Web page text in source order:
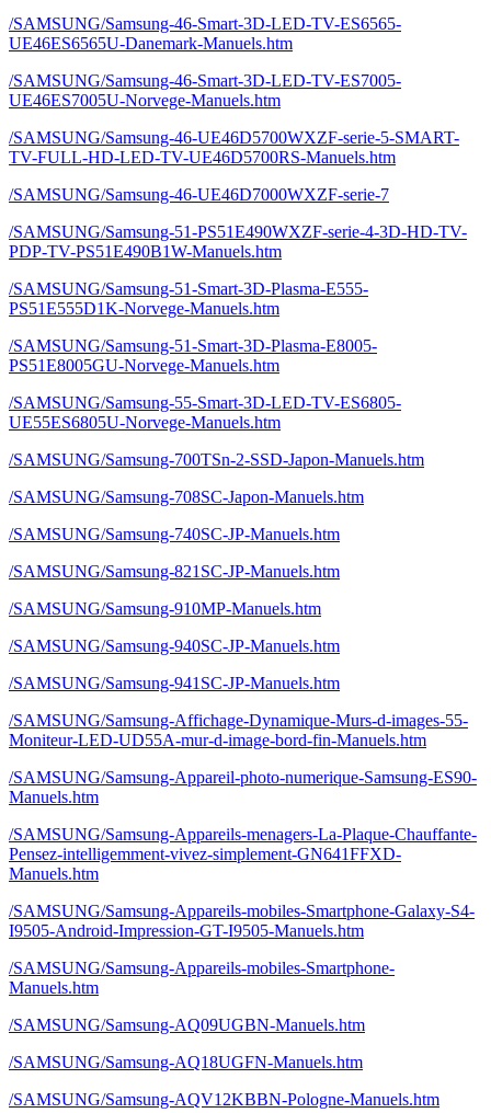
/SAMSUNG/Samsung-46-Smart-3D-LED-TV-ES6565-
UE46ES6565U-Danemark-Manuels.htm
/SAMSUNG/Samsung-46-Smart-3D-LED-TV-ES7005-
UE46ES7005U-Norvege-Manuels.htm
/SAMSUNG/Samsung-46-UE46D5700WXZF-serie-5-SMART-
TV-FULL-HD-LED-TV-UE46D5700RS-Manuels.htm
/SAMSUNG/Samsung-46-UE46D7000WXZF-serie-7
/SAMSUNG/Samsung-51-PS51E490WXZF-serie-4-3D-HD-TV-
PDP-TV-PS51E490B1W-Manuels.htm
/SAMSUNG/Samsung-51-Smart-3D-Plasma-E555-
PS51E555D1K-Norvege-Manuels.htm
/SAMSUNG/Samsung-51-Smart-3D-Plasma-E8005-
PS51E8005GU-Norvege-Manuels.htm
/SAMSUNG/Samsung-55-Smart-3D-LED-TV-ES6805-
UE55ES6805U-Norvege-Manuels.htm
/SAMSUNG/Samsung-700TSn-2-SSD-Japon-Manuels.htm
/SAMSUNG/Samsung-708SC-Japon-Manuels.htm
/SAMSUNG/Samsung-740SC-JP-Manuels.htm
/SAMSUNG/Samsung-821SC-JP-Manuels.htm
/SAMSUNG/Samsung-910MP-Manuels.htm
/SAMSUNG/Samsung-940SC-JP-Manuels.htm
/SAMSUNG/Samsung-941SC-JP-Manuels.htm
/SAMSUNG/Samsung-Affichage-Dynamique-Murs-d-images-55-
Moniteur-LED-UD55A-mur-d-image-bord-fin-Manuels.htm
/SAMSUNG/Samsung-Appareil-photo-numerique-Samsung-ES90-
Manuels.htm
/SAMSUNG/Samsung-Appareils-menagers-La-Plaque-Chauffante-
Pensez-intelligemment-vivez-simplement-GN641FFXD-
Manuels.htm
/SAMSUNG/Samsung-Appareils-mobiles-Smartphone-Galaxy-S4-
I9505-Android-Impression-GT-I9505-Manuels.htm
/SAMSUNG/Samsung-Appareils-mobiles-Smartphone-
Manuels.htm
/SAMSUNG/Samsung-AQ09UGBN-Manuels.htm
/SAMSUNG/Samsung-AQ18UGFN-Manuels.htm
/SAMSUNG/Samsung-AQV12KBBN-Pologne-Manuels.htm